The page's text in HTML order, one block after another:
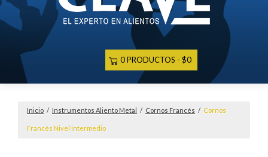
0 PRODUCTOS $0
Inicio / Instrumentos Aliento Metal / Cornos Francés / Cornos
Francés Nivel Intermedio